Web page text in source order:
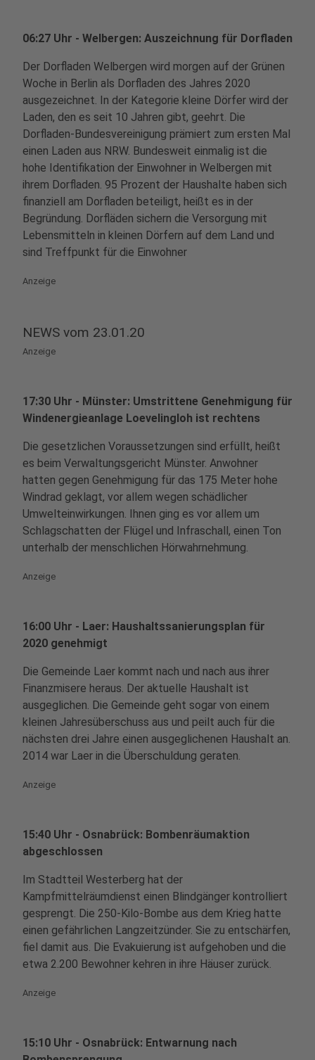
06:27 Uhr - Welbergen: Auszeichnung für Dorfladen
Der Dorfladen Welbergen wird morgen auf der Grünen
Woche in Berlin als Dorfladen des Jahres 2020
ausgezeichnet. In der Kategorie kleine Dörfer wird der
Laden, den es seit 10 Jahren gibt, geehrt. Die
Dorfladen-Bundesvereinigung prämiert zum ersten Mal
einen Laden aus NRW. Bundesweit einmalig ist die
hohe Identifikation der Einwohner in Welbergen mit
ihrem Dorfladen. 95 Prozent der Haushalte haben sich
finanziell am Dorfladen beteiligt, heißt es in der
Begründung. Dorfläden sichern die Versorgung mit
Lebensmitteln in kleinen Dörfern auf dem Land und
sind Treffpunkt für die Einwohner
Anzeige
NEWS vom 23.01.20
Anzeige
17:30 Uhr - Münster: Umstrittene Genehmigung für
Windenergieanlage Loevelingloh ist rechtens
Die gesetzlichen Voraussetzungen sind erfüllt, heißt
es beim Verwaltungsgericht Münster. Anwohner
hatten gegen Genehmigung für das 175 Meter hohe
Windrad geklagt, vor allem wegen schädlicher
Umwelteinwirkungen. Ihnen ging es vor allem um
Schlagschatten der Flügel und Infraschall, einen Ton
unterhalb der menschlichen Hörwahrnehmung.
Anzeige
16:00 Uhr - Laer: Haushaltssanierungsplan für
2020 genehmigt
Die Gemeinde Laer kommt nach und nach aus ihrer
Finanzmisere heraus. Der aktuelle Haushalt ist
ausgeglichen. Die Gemeinde geht sogar von einem
kleinen Jahresüberschuss aus und peilt auch für die
nächsten drei Jahre einen ausgeglichenen Haushalt an.
2014 war Laer in die Überschuldung geraten.
Anzeige
15:40 Uhr - Osnabrück: Bombenräumaktion
abgeschlossen
Im Stadtteil Westerberg hat der
Kampfmittelräumdienst einen Blindgänger kontrolliert
gesprengt. Die 250-Kilo-Bombe aus dem Krieg hatte
einen gefährlichen Langzeitzünder. Sie zu entschärfen,
fiel damit aus. Die Evakuierung ist aufgehoben und die
etwa 2.200 Bewohner kehren in ihre Häuser zurück.
Anzeige
15:10 Uhr - Osnabrück: Entwarnung nach